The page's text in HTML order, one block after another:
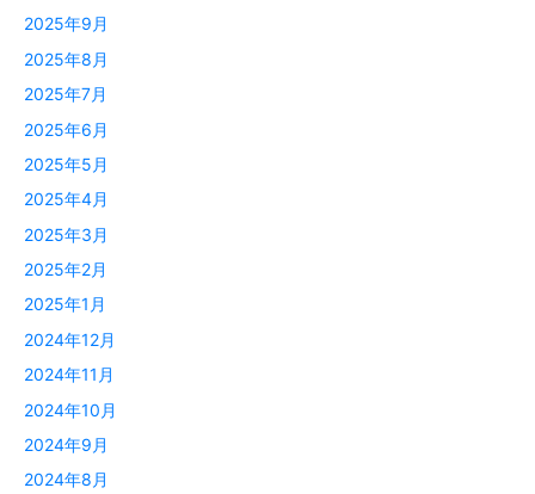
2025年9月
2025年8月
2025年7月
2025年6月
2025年5月
2025年4月
2025年3月
2025年2月
2025年1月
2024年12月
2024年11月
2024年10月
2024年9月
2024年8月